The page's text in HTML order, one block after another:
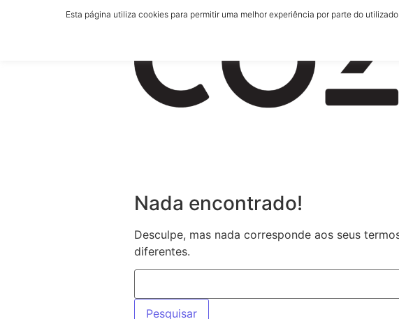
Ir para o conteúdo
Nada encontrado!
Desculpe, mas nada corresponde aos seus
diferentes.
Pesquisar por:
Esta página utiliza cookies para permitir uma melhor experiência por parte do